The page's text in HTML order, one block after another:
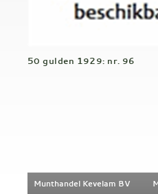
50 gulden 1929: nr. 96
Munthandel Kevelam BV